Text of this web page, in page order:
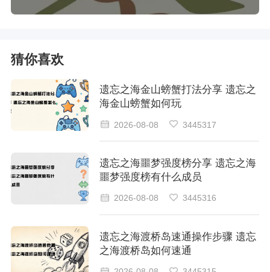
猜你喜欢
遗忘之海金山螃蟹打法分享 遗忘之
海金山螃蟹如何玩
2026-08-08 3445317
遗忘之海噩梦强度榜分享 遗忘之海
噩梦强度榜有什么成员
2026-08-08 3445316
遗忘之海渡桥岛速通操作步骤 遗忘
之海渡桥岛如何速通